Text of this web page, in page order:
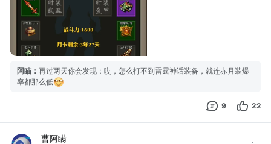
阿瞄 ： 再过两天你会发现：哎，怎么打不到雷霆神话装备，就连赤月装爆
率都那么低
9 22
曹阿瞒